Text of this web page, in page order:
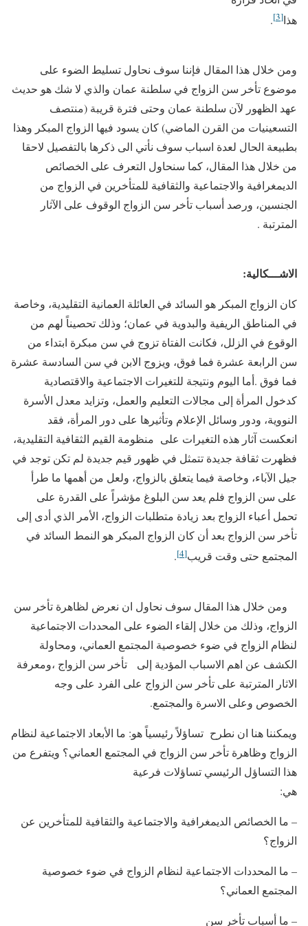
هذا[3]
.
ومن خلال هذا المقال فإننا سوف نحاول تسليط الضوء على
موضوع تأخر سن الزواج في سلطنة عمان والذي لا شك هو حديث
عهد الظهور لآن سلطنة عمان وحتى فترة قريبة (منتصف
التسعينيات من القرن الماضي) كان يسود فيها الزواج المبكر وهذا
بطبيعة الحال لعدة اسباب سوف نأتي الى ذكرها بالتفصيل لاحقا
من خلال هذا المقال، كما سنحاول التعرف على الخصائص
الديمغرافية والاجتماعية والثقافية للمتأخرين في الزواج من
الجنسين، ورصد أسباب تأخر سن الزواج الوقوف على الآثار
المترتبة .
الاشـــكالية:
كان الزواج المبكر هو السائد في العائلة العمانية التقليدية، وخاصة
في المناطق الريفية والبدوية في عمان؛ وذلك تحصيناً لهم من
الوقوع في الزلل، فكانت الفتاة تزوج في سن مبكرة ابتداء من
سن الرابعة عشرة فما فوق، ويزوج الابن في سن السادسة عشرة
فما فوق .أما اليوم ونتيجة للتغيرات الاجتماعية والاقتصادية
كدخول المرأة إلى مجالات التعليم والعمل، وتزايد معدل الأسرة
النووية، ودور وسائل الإعلام وتأثيرها على دور المرأة، فقد
انعكست آثار هذه التغيرات على منظومة القيم الثقافية التقليدية،
فظهرت ثقافة جديدة تتمثل في ظهور قيم جديدة لم تكن توجد في
جيل الآباء، وخاصة فيما يتعلق بالزواج، ولعل من أهمها ما طرأ
على سن الزواج فلم يعد سن البلوغ مؤشراً على القدرة على
تحمل أعباء الزواج بعد زيادة متطلبات الزواج، الأمر الذي أدى إلى
تأخر سن الزواج بعد أن كان الزواج المبكر هو النمط السائد في
المجتمع حتى وقت قريب[4]
.
ومن خلال هذا المقال سوف نحاول ان نعرض لظاهرة تأخر سن
الزواج، وذلك من خلال إلقاء الضوء على المحددات الاجتماعية
لنظام الزواج في ضوء خصوصية المجتمع العماني، ومحاولة
الكشف عن اهم الاسباب المؤدية إلى تأخر سن الزواج ،ومعرفة
الاثار المترتبة على تأخر سن الزواج على الفرد على وجه
الخصوص وعلى الاسرة والمجتمع.
ويمكننا هنا ان نطرح تساؤلاً رئيسياً هو: ما الأبعاد الاجتماعية لنظام
الزواج وظاهرة تأخر سن الزواج في المجتمع العماني؟ ويتفرع من
هذا التساؤل الرئيسي تساؤلات فرعية
هي:
– ما الخصائص الديمغرافية والاجتماعية والثقافية للمتأخرين عن
الزواج؟
– ما المحددات الاجتماعية لنظام الزواج في ضوء خصوصية
المجتمع العماني؟
– ما أسباب تأخر سن